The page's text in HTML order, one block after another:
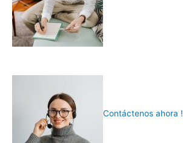
Contáctenos ahora !